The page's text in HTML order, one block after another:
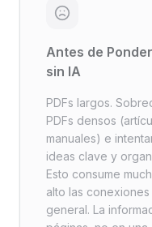
Antes de
sin IA
PDFs largos.
PDFs densos
manuales) e
ideas clave y
Esto consume
alto las
general. La